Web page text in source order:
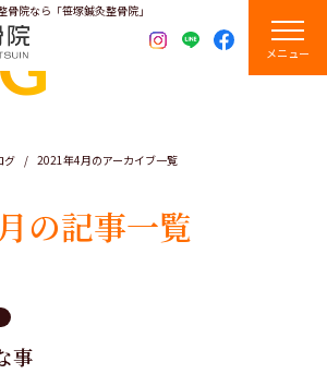
院なら「笹塚鍼灸整骨院」
メニュー
グ 2021年4月のアーカイブ一覧
の記事一覧
事